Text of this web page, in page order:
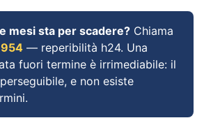
mesi sta per scadere? Chiama
— reperibilità h24. Una
fuori termine è irrimediabile: il
e non esiste